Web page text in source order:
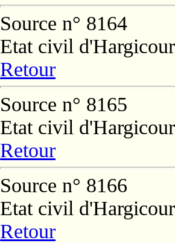
Source n° 8164
Etat civil
Retour
Source n° 8165
Etat civil
Retour
Source n° 8166
Etat civil
Retour